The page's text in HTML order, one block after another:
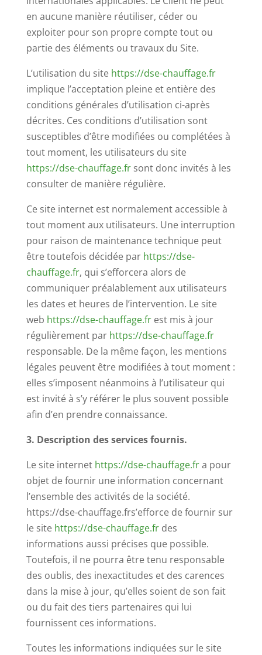
en aucune manière réutiliser, céder ou
exploiter pour son propre compte tout ou
partie des éléments ou travaux du Site.
L’utilisation du site https://dse-chauffage.fr
implique l’acceptation pleine et entière des
conditions générales d’utilisation ci-après
décrites. Ces conditions d’utilisation sont
susceptibles d’être modifiées ou complétées à
tout moment, les utilisateurs du site
https://dse-chauffage.frsont donc invités à les
consulter de manière régulière.
Ce site internet est normalement accessible à
tout moment aux utilisateurs. Une interruption
pour raison de maintenance technique peut
être toutefois décidée par https://dse-
chauffage.fr, qui s’efforcera alors de
communiquer préalablement aux utilisateurs
les dates et heures de l’intervention. Le site
web https://dse-chauffage.frest mis à jour
régulièrement par https://dse-chauffage.fr
responsable. De la même façon, les mentions
légales peuvent être modifiées à tout moment :
elles s’imposent néanmoins à l’utilisateur qui
est invité à s’y référer le plus souvent possible
afin d’en prendre connaissance.
3. Description des services fournis.
Le site internet https://dse-chauffage.fra pour
objet de fournir une information concernant
l’ensemble des activités de la société.
https://dse-chauffage.frs’efforce de fournir sur
le site https://dse-chauffage.frdes
informations aussi précises que possible.
Toutefois, il ne pourra être tenu responsable
des oublis, des inexactitudes et des carences
dans la mise à jour, qu’elles soient de son fait
ou du fait des tiers partenaires qui lui
fournissent ces informations.
Toutes les informations indiquées sur le site